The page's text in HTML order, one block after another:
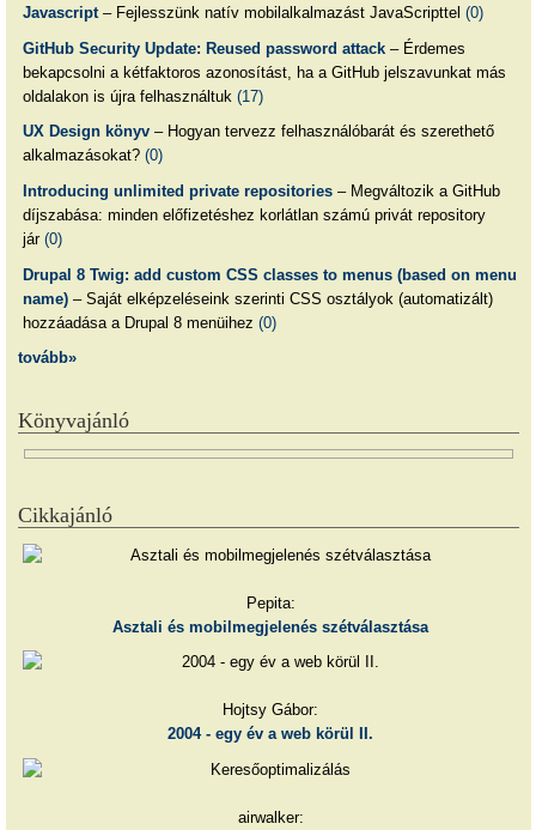
Javascript– Fejlesszünk natív mobilalkalmazást JavaScripttel (0)
GitHub Security Update: Reused password attack– Érdemes
bekapcsolni a kétfaktoros azonosítást, ha a GitHub jelszavunkat más
oldalakon is újra felhasználtuk (17)
UX Design könyv– Hogyan tervezz felhasználóbarát és szerethető
alkalmazásokat? (0)
Introducing unlimited private repositories– Megváltozik a GitHub
díjszabása: minden előfizetéshez korlátlan számú privát repository
jár (0)
Drupal 8 Twig: add custom CSS classes to menus (based on menu
name)– Saját elképzeléseink szerinti CSS osztályok (automatizált)
hozzáadása a Drupal 8 menüihez (0)
tovább»
Könyvajánló
Cikkajánló
Pepita:
Asztali és mobilmegjelenés szétválasztása
Hojtsy Gábor:
2004 - egy év a web körül II.
airwalker: